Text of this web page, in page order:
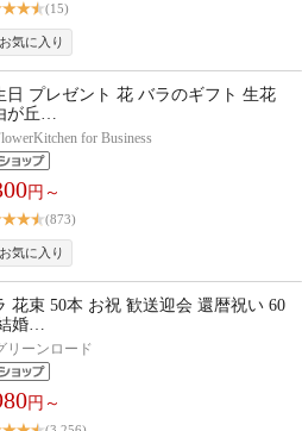
(15)
日 プレゼント 花 バラのギフト 生花
が丘…
for Business
円～
(873)
花束 50本 お祝 歓送迎会 還暦祝い 60
婚…
リーンロード
円～